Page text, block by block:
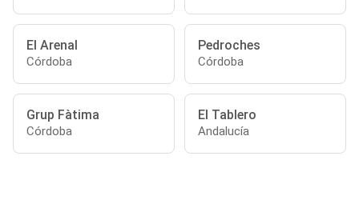
El Arenal
Córdoba
Pedroches
Córdoba
Grup Fàtima
Córdoba
El Tablero
Andalucía